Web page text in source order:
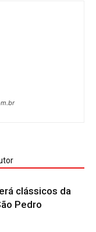
clássicos da
Pedro